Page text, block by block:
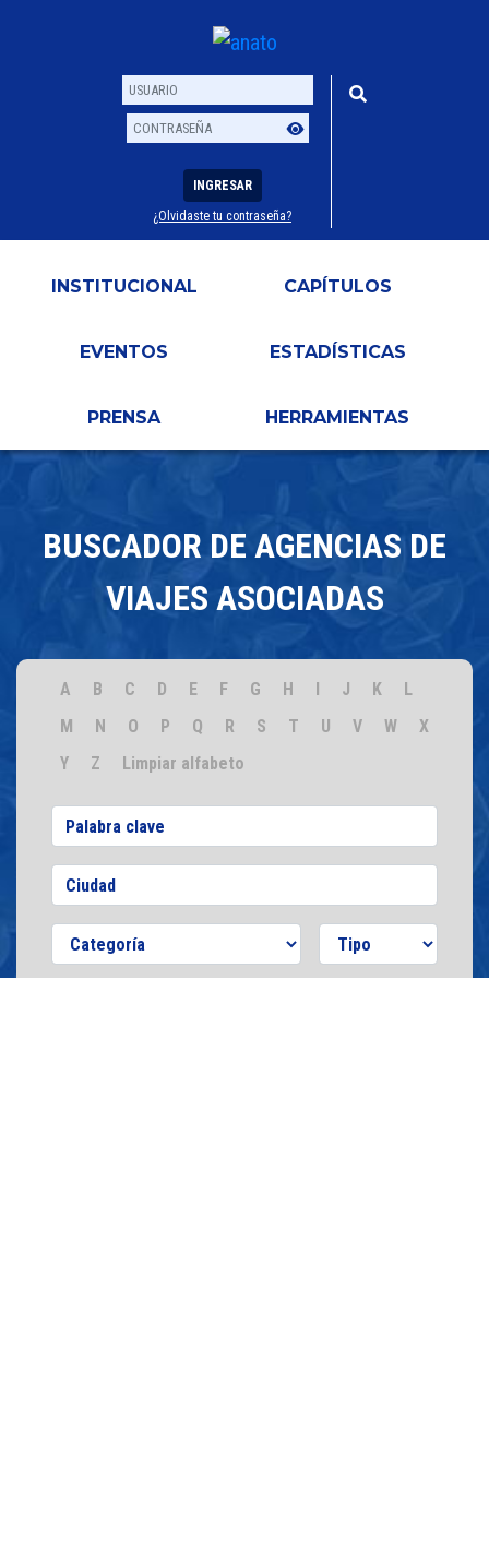
Usuario
Contraseña
INGRESAR
¿Olvidaste tu contraseña?
INSTITUCIONAL CAPÍTULOS
EVENTOS ESTADÍSTICAS
PRENSA HERRAMIENTAS
BUSCADOR DE AGENCIAS DE
VIAJES ASOCIADAS
A B C D E F G H J K
L
M
N O P Q R S T U V W
X
Y
Z Limpiar alfabeto